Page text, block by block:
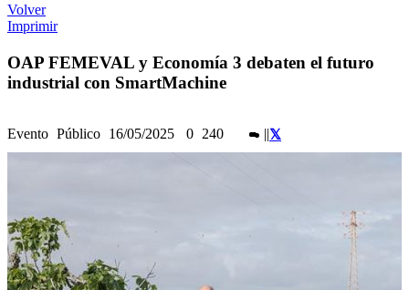
Volver
Imprimir
OAP FEMEVAL y Economía 3 debaten el futuro
industrial con SmartMachine
Evento Público 16/05/2025 0 240 ||